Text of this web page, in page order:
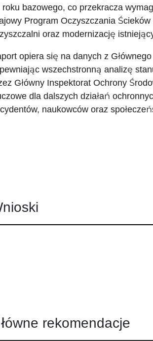
roku bazowego, co przekracza
Program Oczyszczania
oraz modernizację
opiera się na danych z
wszechstronną analizę
Główny Inspektorat Ochrony
dla dalszych działań
naukowców oraz
rekomendacje